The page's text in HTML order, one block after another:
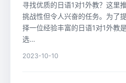
寻找优质的日语1对1外教？这里
挑战性但令人兴奋的任务。为了
择一位经验丰富的日语1对1外教
选…
2023-10-10